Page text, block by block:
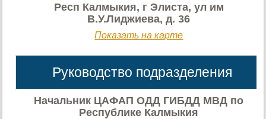
Респ Калмыкия, г Элиста, ул им
В.У.Лиджиева, д. 36
Показать на карте
Руководство подразделения
Начальник ЦАФАП ОДД ГИБДД МВД по
Республике Калмыкия